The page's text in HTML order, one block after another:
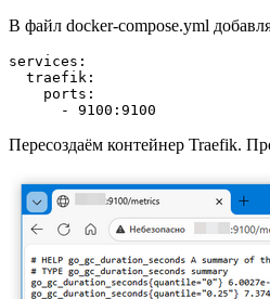
В файл docker-compose.yml
services :
  traefik
:
    ports
      - 9100:9100
Пересоздаём контейнер Traefik.